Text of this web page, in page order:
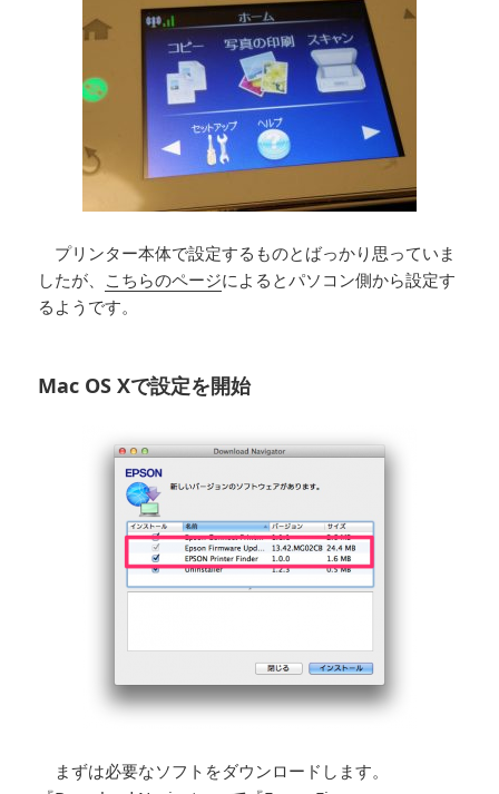
プリンター本体で設定するものとばっかり思っていま
したが、 こちらのページによるとパソコン側から設定す
るようです。
Mac OS Xで設定を開始
まずは必要なソフトをダウンロードします。